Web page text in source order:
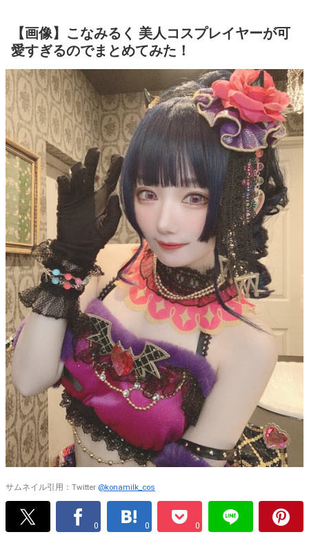
【画像】こなみるく 美人コスプレイヤーが可
愛すぎるのでまとめてみた！
サムネイル引用：Twitter @konamilk_cos
0 0 0